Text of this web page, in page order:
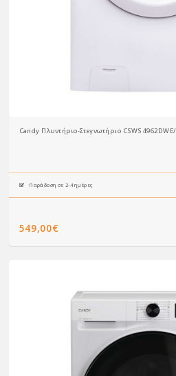
Candy Πλυντήριο-Στεγνωτήριο CSWS
Παράδοση σε 2-4 ημέρες
549,00€